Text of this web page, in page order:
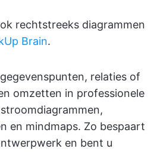
rechtstreeks diagrammen
Brain.
relaties of
omzetten in professionele
en mindmaps. Zo bespaart
en bent u